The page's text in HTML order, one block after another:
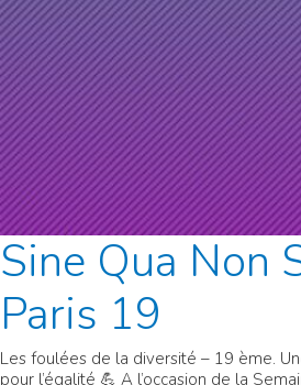
Sine Qua Non
Paris 19
Les foulées de la diversité – 19 ème.
pour l’égalité 💪 A l’occasion de la